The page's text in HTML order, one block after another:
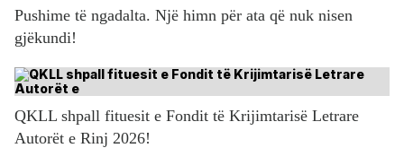
Pushime të ngadalta. Një himn për ata që nuk nisen
gjëkundi!
QKLL shpall fituesit e Fondit të Krijimtarisë Letrare
Autorët e Rinj 2026!